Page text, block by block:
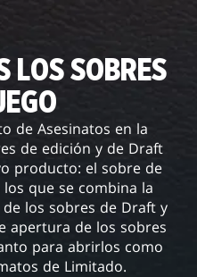
LOS SOBRES
de Asesinatos en la
de edición y de Draft
producto: el sobre de
que se combina la
los sobres de Draft y
apertura de los sobres
para abrirlos como
de Limitado.